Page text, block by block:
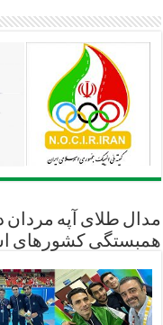
مدال طلای آپه مردان
همبستگی کشورهای